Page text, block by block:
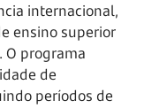
internacional,
ensino superior
O programa
de
períodos de